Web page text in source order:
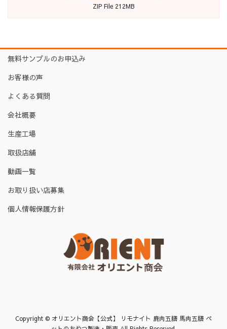
ZIP File 212MB
無料サンプルのお申込み
お客様の声
よくある質問
会社概要
生産工場
取扱店舗
動画一覧
お取り扱い店募集
個人情報保護方針
Copyright © オリエント商会【公式】 リモナイト 鹿肉五膳 馬肉五膳 ペ